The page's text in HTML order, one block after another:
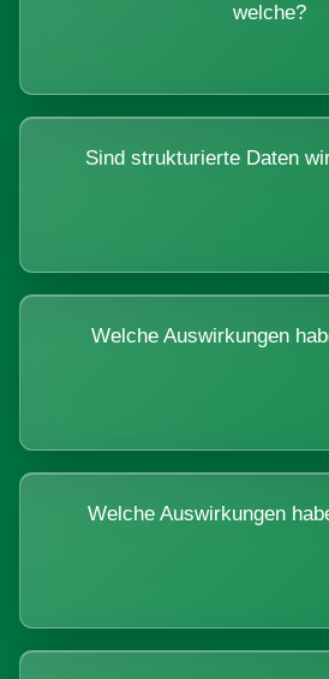
welche?
Sind strukturierte Daten
Welche Auswirkungen
Welche Auswirkungen